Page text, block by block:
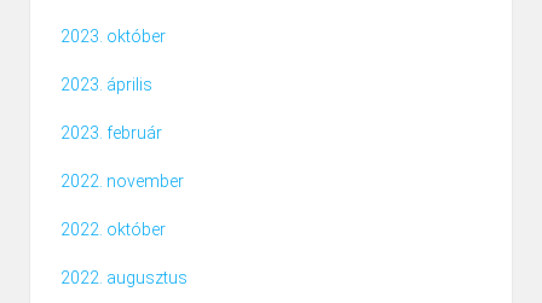
2023. október
2023. április
2023. február
2022. november
2022. október
2022. augusztus